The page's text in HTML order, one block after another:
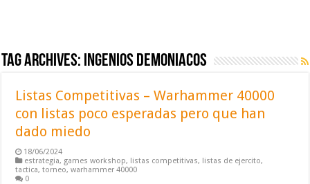
Tag Archives: ingenios demoniacos
Listas Competitivas – Warhammer 40000
con listas poco esperadas pero que han
dado miedo
18/06/2024
estrategia, games workshop, listas competitivas, listas de ejercito,
tactica,torneo,warhammer 40000
0